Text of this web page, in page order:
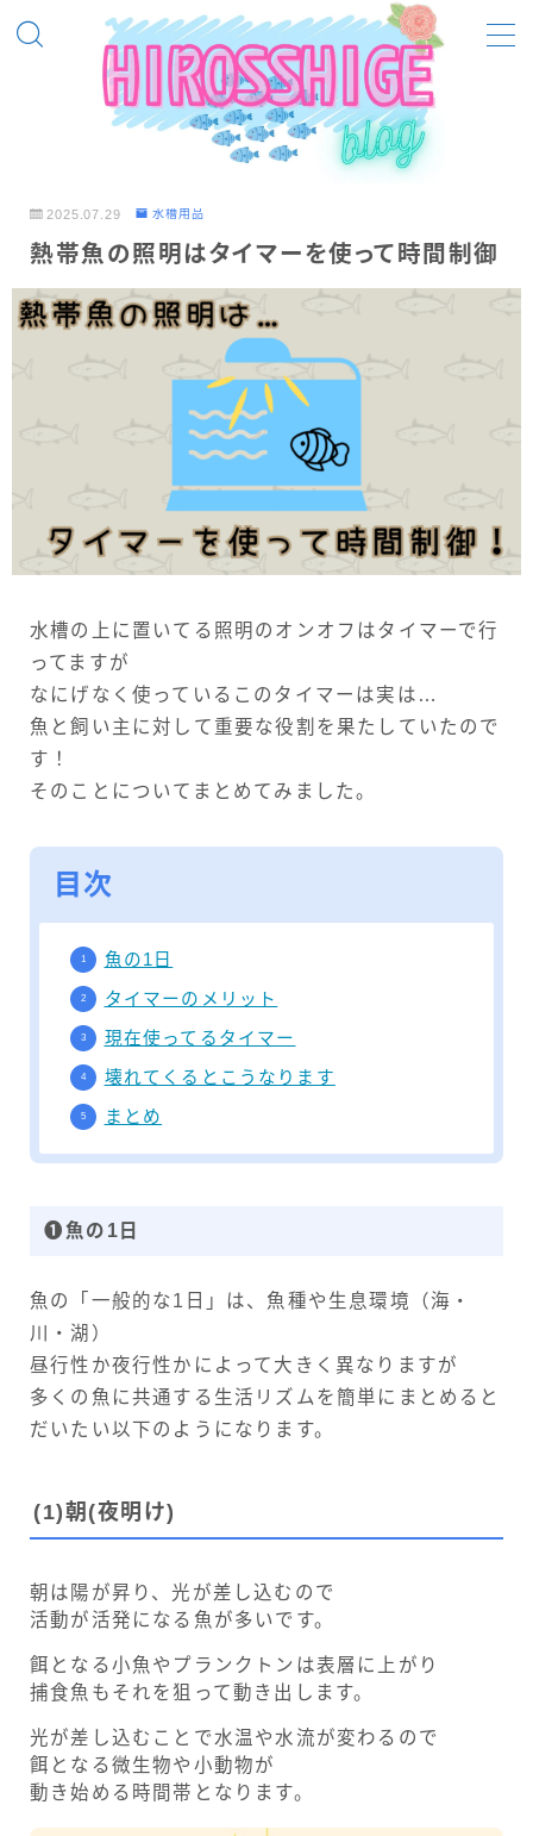
ピラニアノタータス
ピラニアナッテリー
ブラックビーシュリンプ
メンテナンス
メンテナンス（熱帯魚）
メンテナンス（季節別）
繁殖計画
ベルツノガエル繁殖計画
えさ
ピラニアのえさ
飼育中の事故
カエル事故
ピラニアの事故
ビーシュリンプの事故
用品事故
ヤフオク！出品
ヤフオク！出品中！
その他
プライバシーポリシー
雑記帳（日常）
雑記帳（アクアリウム関係）
2025.07.29 水槽用品
熱帯魚の照明はタイマーを使って時間制御
水槽の上に置いてる照明のオンオフはタイマーで行
ってますが
なにげなく使っているこのタイマーは実は…
魚と飼い主に対して重要な役割を果たしていたので
す！
そのことについてまとめてみました。
目次
魚の1日
タイマーのメリット
現在使ってるタイマー
壊れてくるとこうなります
まとめ
❶魚の1日
魚の「一般的な1日」は、魚種や生息環境（海・
川・湖）
昼行性か夜行性かによって大きく異なりますが
多くの魚に共通する生活リズムを簡単にまとめると
だいたい以下のようになります。
(1)朝 (夜明け)
朝は陽が昇り、光が差し込むので
活動が活発になる魚が多いです。
餌となる小魚やプランクトンは表層に上がり
捕食魚もそれを狙って動き出します。
光が差し込むことで水温や水流が変わるので
餌となる微生物や小動物が
動き始める時間帯となります。